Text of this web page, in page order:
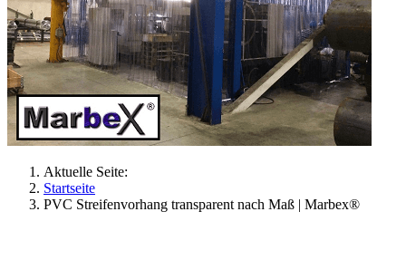
Aktuelle Seite:
Startseite
PVC Streifenvorhang transparent nach Maß | Marbex®